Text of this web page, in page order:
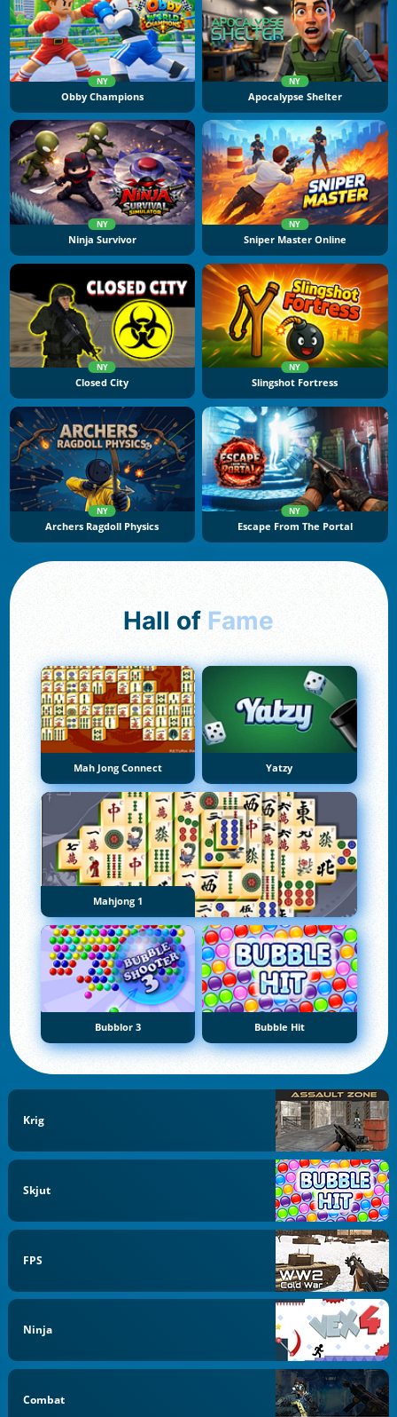
NY
Obby Champions
NY
Apocalypse Shelter
NY
Ninja Survivor
NY
Sniper Master Online
NY
Closed City
NY
Slingshot Fortress
NY
Archers Ragdoll Physics
NY
Escape From The Portal
Hall of Fame
Mah Jong Connect Yatzy
Mahjong 1
Bubblor 3 Bubble Hit
Krig
Skjut
FPS
Ninja
Combat